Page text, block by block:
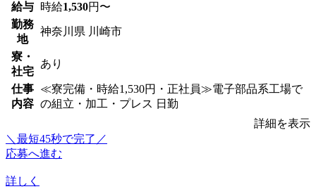
給与 時給1,530円〜
勤務
地
神奈川県 川崎市
寮・
社宅
あり
仕事
内容
≪寮完備・時給1,530円・正社員≫電子部品系工場で
の組立・加工・プレス 日勤
詳細を表示
＼最短45秒で完了／
応募へ進む
詳しく